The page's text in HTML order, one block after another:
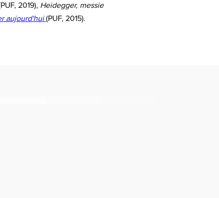
2019), Heidegger, messie
aujourd'hui(PUF, 2015).